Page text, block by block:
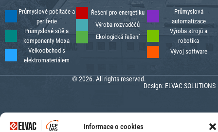
Informace o cookies
Průmyslové počítače a
periferie
Průmyslové sítě a
komponenty Moxa
Velkoobchod s
elektromateriálem
Řešení pro energetiku
Výroba rozvaděčů
Ekologická řešení
Průmyslová
automatizace
Výroba strojů a
robotika
Vývoj software
© 2026. All rights reserved.
Design: ELVAC SOLUTIONS